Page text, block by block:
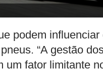
podem
“A gestão
um fator limitante